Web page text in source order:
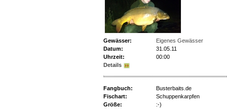
Gewässer:
Eigenes Gewässer
Datum:
31.05.11
Uhrzeit:
00:00
Details
Fangbuch:
Busterbaits.de
Fischart:
Schuppenkarpfen
Größe:
:-)